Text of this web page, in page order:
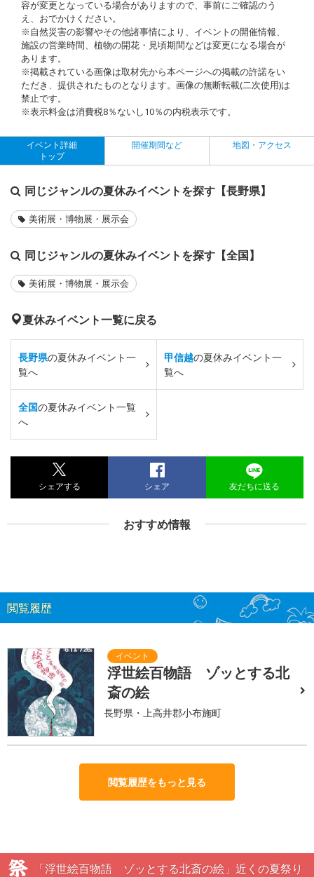
容が変更となっている場合がありますので、事前にご確認のう
え、おでかけください。
※自然災害の影響やその他諸事情により、イベントの開催情報、
施設の営業時間、植物の開花・見頃期間などは変更になる場合が
あります。
※掲載されている画像は取材先から本ページへの掲載の許諾をい
ただき、提供されたものとなります。画像の無断転載(二次使用)は
禁止です。
※表示料金は消費税8％ないし10％の内税表示です。
イベント詳細
トップ
開催期間など 地図・アクセス
同じジャンルの夏休みイベントを探す【長野県】
美術展・博物展・展示会
同じジャンルの夏休みイベントを探す【全国】
美術展・博物展・展示会
夏休みイベント一覧に戻る
長野県の夏休みイベント一
覧へ
甲信越の夏休みイベント一
覧へ
全国の夏休みイベント一覧
へ
シェアする シェア 友だちに送る
おすすめ情報
閲覧履歴
浮世絵百物語 ゾッとする北
斎の絵
長野県・上高井郡小布施町
閲覧履歴をもっと見る
「浮世絵百物語 ゾッとする北斎の絵」近くの夏祭り